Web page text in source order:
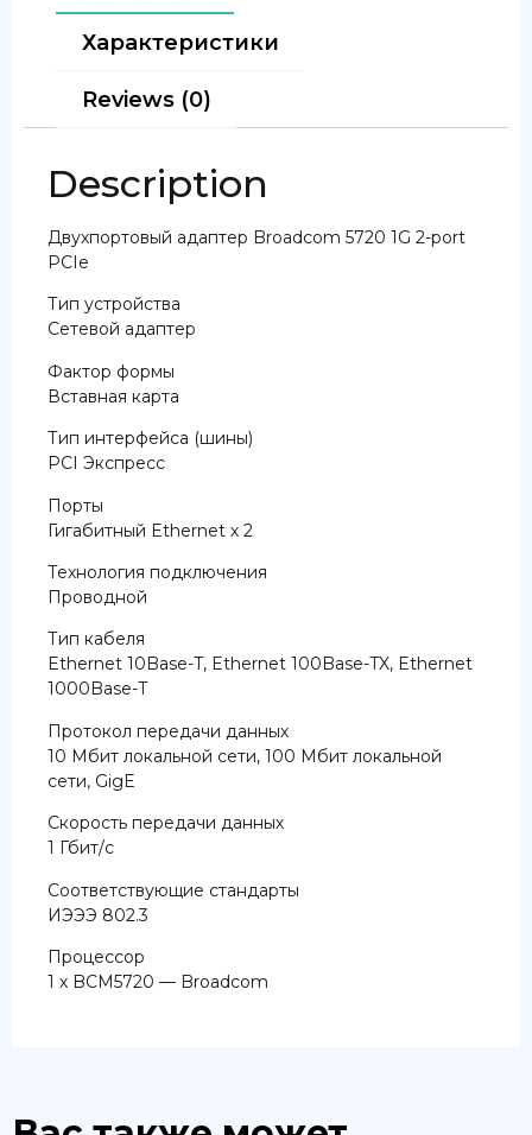
Характеристики
Reviews (0)
Description
Двухпортовый адаптер Broadcom 5720 1G 2-port
PCIe
Тип устройства
Сетевой адаптер
Фактор формы
Вставная карта
Тип интерфейса (шины)
PCI Экспресс
Порты
Гигабитный Ethernet х 2
Технология подключения
Проводной
Тип кабеля
Ethernet 10Base-T, Ethernet 100Base-TX, Ethernet
1000Base-T
Протокол передачи данных
10 Мбит локальной сети, 100 Мбит локальной
сети, GigE
Скорость передачи данных
1 Гбит/с
Соответствующие стандарты
ИЭЭЭ 802.3
Процессор
1 х BCM5720 — Broadcom